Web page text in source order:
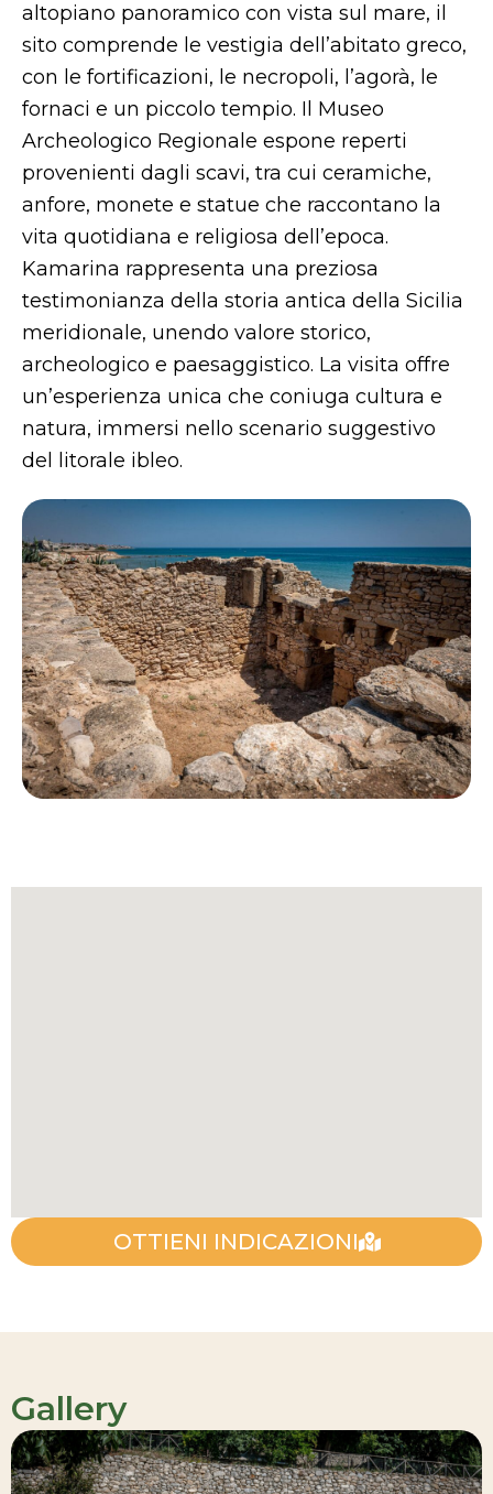
altopiano panoramico con vista sul mare, il
sito comprende le vestigia dell’abitato greco,
con le fortificazioni, le necropoli, l’agorà, le
fornaci e un piccolo tempio. Il Museo
Archeologico Regionale espone reperti
provenienti dagli scavi, tra cui ceramiche,
anfore, monete e statue che raccontano la
vita quotidiana e religiosa dell’epoca.
Kamarina rappresenta una preziosa
testimonianza della storia antica della Sicilia
meridionale, unendo valore storico,
archeologico e paesaggistico. La visita offre
un’esperienza unica che coniuga cultura e
natura, immersi nello scenario suggestivo
del litorale ibleo.
OTTIENI INDICAZIONI
Gallery